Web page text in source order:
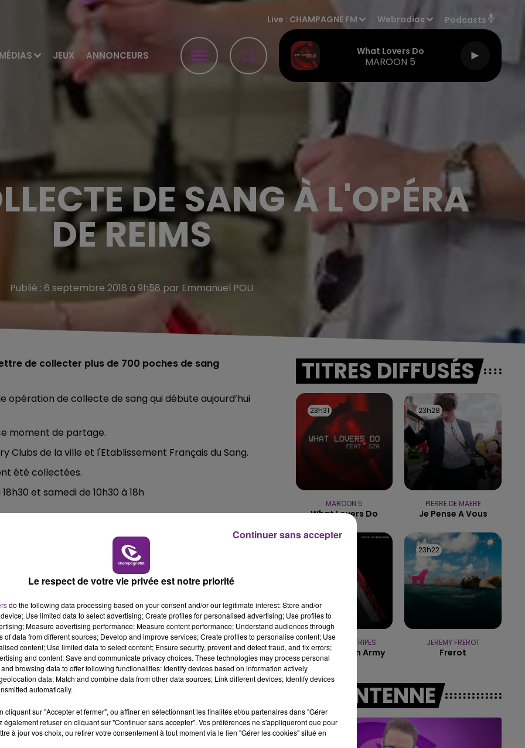
MÉDIAS JEUX ANNONCEURS
Live : CHAMPAGNE FM Webradios Podcasts
What Lovers Do
MAROON 5
LA FAMILLE
10h00 - 14h00
LE TICKET DE CAISSE
DE SANG À L'OPÉRA
DE REIMS
Publié : 6 septembre 2018 à 9h58 par Emmanuel POLI
de collecter plus de 700 poches de sang
opération de collecte de sang qui débute aujourd’hui
moment de partage.
de la ville et l'Etablissement Français du Sang.
été collectées.
et samedi de 10h30 à 18h
plus de 50 kilos et être en bonne santé.
LE MAGASIN JOUÉCLUB DE REIMS FERME
SES PORTES
C'était l'une des institutions du centre-ville
rémois. Le magasin JouéClub est contraint de
fermer ses portes.
TITRES DIFFUSÉS
23h31
23h31
MAROON 5
What Lovers Do
23h28
23h28
PIERRE DE MAERE
Je Pense A Vous
THE WHITE STRIPES
Seven Nation Army
23h22
23h22
JEREMY FREROT
Frerot
A L'ANTENNE
Le respect de votre vie privée est notre priorité
do the following data processing based on your consent and/or our legitimate interest: Store and/or
Use limited data to select advertising; Create profiles for personalised advertising; Use profiles to
Measure advertising performance; Measure content performance; Understand audiences through
of data from different sources; Develop and improve services; Create profiles to personalise content; Use
content; Use limited data to select content; Ensure security, prevent and detect fraud, and fix errors;
and content; Save and communicate privacy choices. These technologies may process personal
browsing data to offer following functionalities: Identify devices based on information actively
data; Match and combine data from other data sources; Link different devices; Identify devices
automatically.
cliquant sur "Accepter et fermer", ou affiner en sélectionnant les finalités et/ou partenaires dans "Gérer
également refuser en cliquant sur "Continuer sans accepter". Vos préférences ne s'appliqueront que pour
à jour vos choix, ou retirer votre consentement à tout moment via le lien "Gérer les cookies" situé en
Continuer sans accepter